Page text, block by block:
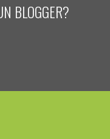
BLOGGER?